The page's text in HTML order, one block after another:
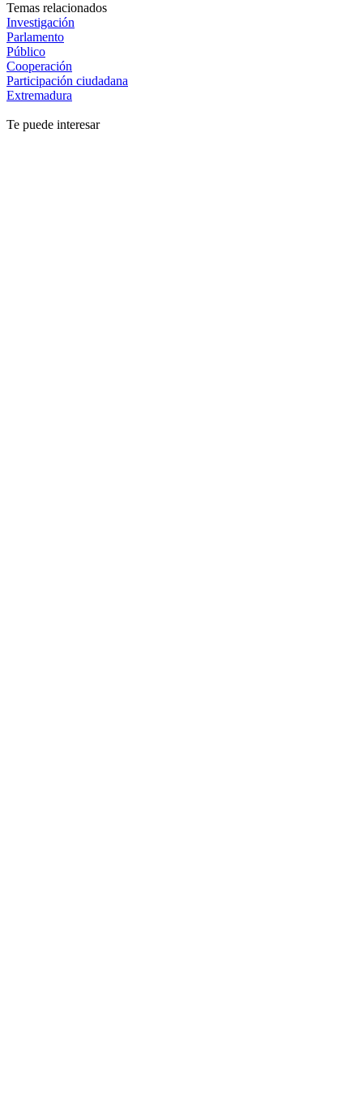
Temas relacionados
Investigación
Parlamento
Público
Cooperación
Participación ciudadana
Extremadura
Te puede interesar